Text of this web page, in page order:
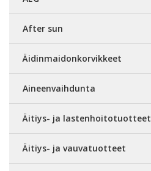
After sun
Äidinmaidonkorvikkeet
Aineenvaihdunta
Äitiys- ja lastenhoitotuotteet
Äitiys- ja vauvatuotteet